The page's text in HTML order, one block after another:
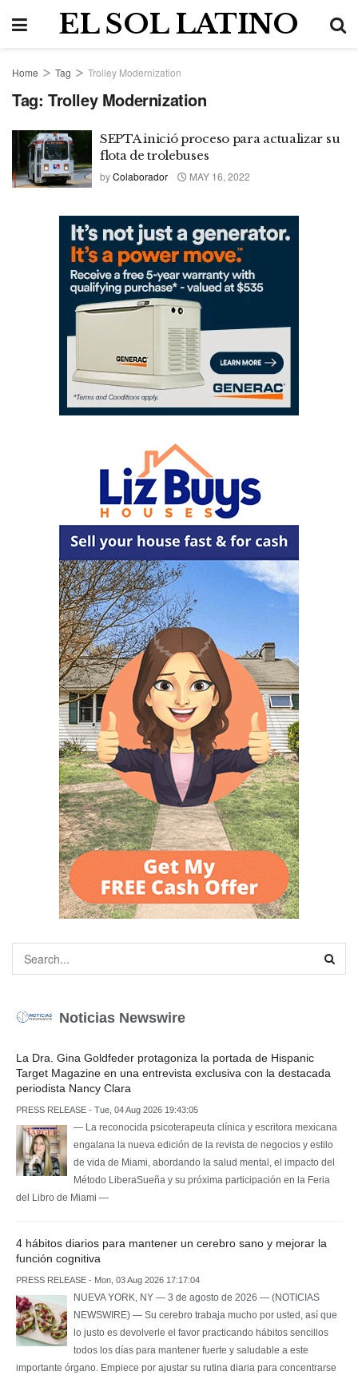
EL SOL LATINO
Home Tag Trolley Modernization
Tag: Trolley Modernization
SEPTA inició proceso para actualizar su
flota de trolebuses
byColaborador MAY 16, 2022
Noticias Newswire
La Dra. Gina Goldfeder protagoniza la portada de Hispanic
Target Magazine en una entrevista exclusiva con la destacada
periodista Nancy Clara
PRESS RELEASE - Tue, 04 Aug 2026 19:43:05
— La reconocida psicoterapeuta clínica y escritora mexicana
engalana la nueva edición de la revista de negocios y estilo
de vida de Miami, abordando la salud mental, el impacto del
Método LiberaSueña y su próxima participación en la Feria
del Libro de Miami —
4 hábitos diarios para mantener un cerebro sano y mejorar la
función cognitiva
PRESS RELEASE - Mon, 03 Aug 2026 17:17:04
NUEVA YORK, NY — 3 de agosto de 2026 — (NOTICIAS
NEWSWIRE) — Su cerebro trabaja mucho por usted, así que
lo justo es devolverle el favor practicando hábitos sencillos
todos los días para mantener fuerte y saludable a este
importante órgano. Empiece por ajustar su rutina diaria para concentrarse